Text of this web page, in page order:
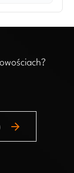
arrow_forward